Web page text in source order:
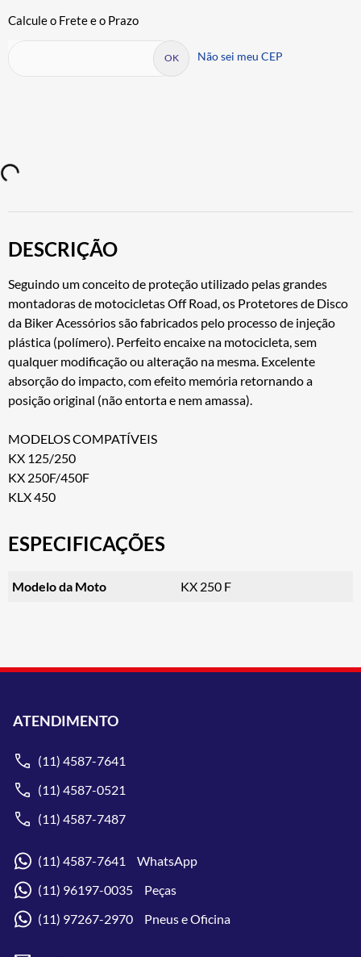
Não sei meu CEP
DESCRIÇÃO
Seguindo um conceito de proteção utilizado pelas grandes
montadoras de motocicletas Off Road, os Protetores de Disco
da Biker Acessórios são fabricados pelo processo de injeção
plástica (polímero). Perfeito encaixe na motocicleta, sem
qualquer modificação ou alteração na mesma. Excelente
absorção do impacto, com efeito memória retornando a
posição original (não entorta e nem amassa).
MODELOS COMPATÍVEIS
KX 125/250
KX 250F/450F
KLX 450
ESPECIFICAÇÕES
Modelo da Moto KX 250 F
ATENDIMENTO
(11) 4587-7641
(11) 4587-0521
(11) 4587-7487
(11) 4587-7641 WhatsApp
(11) 96197-0035 Peças
(11) 97267-2970 Pneus e Oficina